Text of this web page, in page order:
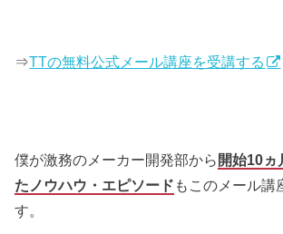
⇒TTの無料公式メール講座を受講する
僕が激務のメーカー開発部から 開始10ヵ
たノウハウ・エピソード もこのメール講
す。